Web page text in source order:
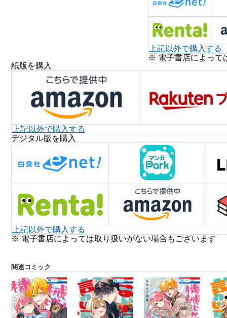
上記以外で購入する
※ 電子書店によって
紙版を購入
上記以外で購入する
デジタル版を購入
上記以外で購入する
※ 電子書店によっては取り扱いがない場合もございます
関連コミック